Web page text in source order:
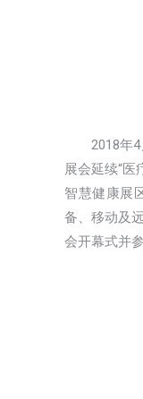
2018年
展会延续“
智慧健康展
备、移动及
会开幕式并